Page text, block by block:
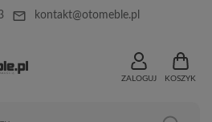
mail_outline kontakt@otomeble.pl
ZALOGUJ KOSZYK